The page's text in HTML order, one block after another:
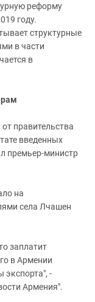
реформу
году.
структурные
в части
в
правительства
введенных
премьер-министр
на
села Лчашен
заплатит
в Армении
экспорта", -
Армения".